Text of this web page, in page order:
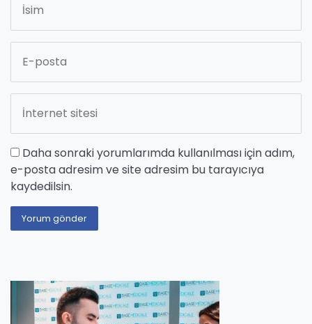
Daha sonraki yorumlarımda kullanılması için adım,
e-posta adresim ve site adresim bu tarayıcıya
kaydedilsin.